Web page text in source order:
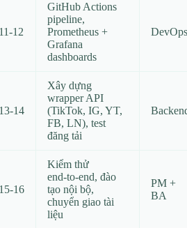
GitHub Actions
pipeline,
Prometheus +
Grafana
dashboards
DevOps
Xây dựng
wrapper API
(TikTok, IG, YT,
FB, LN), test
đăng tải
Kiểm thử
end‑to‑end, đào
tạo nội bộ,
chuyển giao tài
liệu
PM +
BA